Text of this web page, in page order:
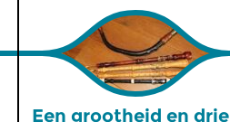
Een grootheid en drie